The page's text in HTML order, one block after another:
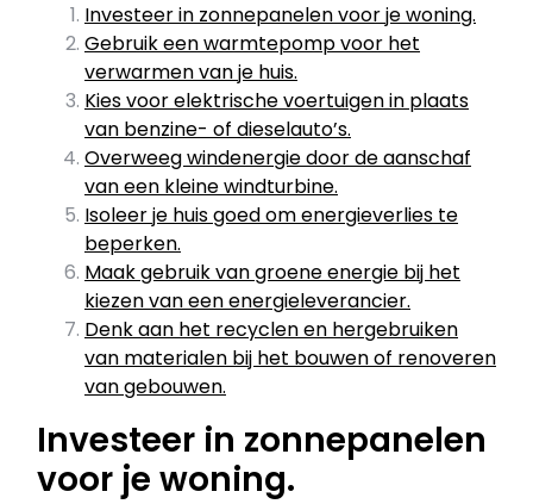
Investeer in zonnepanelen voor je woning.
Gebruik een warmtepomp voor het
verwarmen van je huis.
Kies voor elektrische voertuigen in plaats
van benzine- of dieselauto’s.
Overweeg windenergie door de aanschaf
van een kleine windturbine.
Isoleer je huis goed om energieverlies te
beperken.
Maak gebruik van groene energie bij het
kiezen van een energieleverancier.
Denk aan het recyclen en hergebruiken
van materialen bij het bouwen of renoveren
van gebouwen.
Investeer in zonnepanelen
voor je woning.